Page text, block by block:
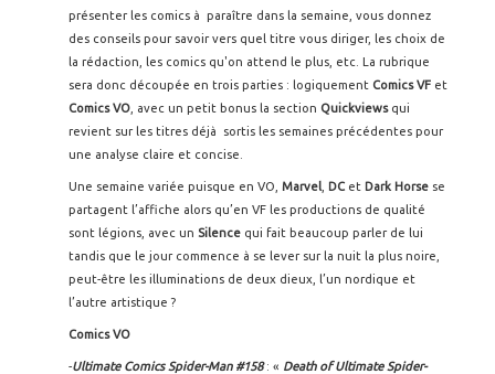
présenter les comics à paraître dans la semaine, vous donnez
des conseils pour savoir vers quel titre vous diriger, les choix de
la rédaction, les comics qu'on attend le plus, etc. La rubrique
sera donc découpée en trois parties : logiquement Comics VF et
Comics VO , avec un petit bonus la section Quickviewsqui
revient sur les titres déjà sortis les semaines précédentes pour
une analyse claire et concise.
Une semaine variée puisque en VO, Marvel DC et Dark Horse se
partagent l’affiche alors qu’en VF les productions de qualité
sont légions, avec un Silence qui fait beaucoup parler de lui
tandis que le jour commence à se lever sur la nuit la plus noire,
peut-être les illuminations de deux dieux, l’un nordique et
l’autre artistique ?
Comics VO
-Ultimate Comics Spider-Man #158: « Death of Ultimate Spider-